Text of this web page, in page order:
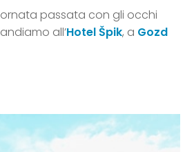
passata con gli occhi
all’Hotel Špik, a Gozd